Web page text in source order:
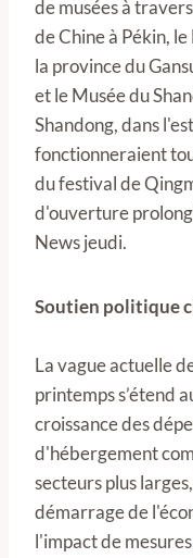
de musées à
de Chine à Pékin,
la province du
et le Musée du
Shandong, dans
fonctionneraient
du festival de
d'ouverture
News jeudi.
Soutien politique
La vague actuelle
printemps s’étend
croissance des
d'hébergement
secteurs plus
démarrage de
l'impact de